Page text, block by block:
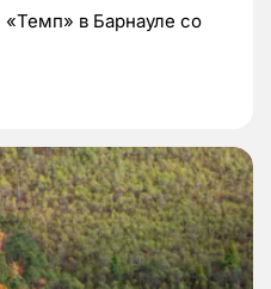
в Барнауле со